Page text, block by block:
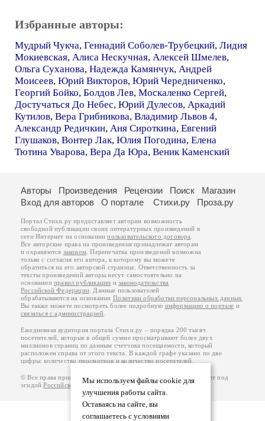
Избранные авторы:
Мудрый Чукча, Геннадий Соболев-Трубецкий, Лидия
Мокиевская, Алиса Нескучная, Алексей Шмелев,
Ольга Суханова, Надежда Камянчук, Андрей
Моисеев, Юрий Викторов, Юрий Чередниченко,
Георгий Бойко, Болдов Лев, Москаленко Сергей,
Достучаться До Небес, Юрий Дулесов, Аркадий
Кутилов, Вера Грибникова, Владимир Львов 4,
Александр Редичкин, Аня Сироткина, Евгений
Глушаков, Вонтер Лак, Юлия Погодина, Елена
Тютина Уварова, Вера Да Юра, Веник Каменский
Мы используем файлы cookie для
улучшения работы сайта.
Оставаясь на сайте, вы
соглашаетесь с условиями
Авторы Произведения Рецензии Поиск
Магазин
Вход для авторов
О портале Стихи.ру Проза.ру
Портал Стихи.ру предоставляет авторам возможность
свободной публикации своих литературных произведений в
сети Интернет на основаниипользовательского договора
Все авторские права на произведения принадлежат авторам
и охраняются законом . Перепечатка произведений возможна
только с согласия его автора, к которому вы можете
обратиться на его авторской странице. Ответственность за
тексты произведений авторы несут самостоятельно на
основанииправил публикации изаконодательства
Российской Федерации . Данные пользователей
обрабатываются на основании Политики обработки персональных данных
Вы также можете посмотреть более подробную информацию о портале и
связаться с администрацией
Ежедневная аудитория портала Стихи.ру – порядка 200 тысяч
посетителей, которые в общей сумме просматривают более двух
миллионов страниц по данным счетчика посещаемости, который
расположен справа от этого текста. В каждой графе указано по две
цифры: количество просмотров и количество посетителей.
© Все права принадлежат авторам, 2000-2026. Портал работает под
эгидойРоссийского союза писателей.18+